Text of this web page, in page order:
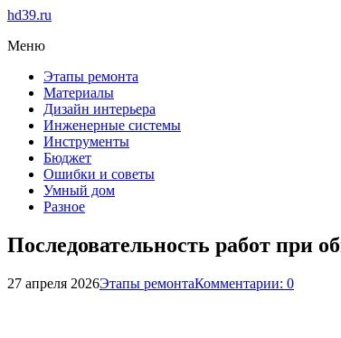
hd39.ru
Меню
Этапы ремонта
Материалы
Дизайн интерьера
Инженерные системы
Инструменты
Бюджет
Ошибки и советы
Умный дом
Разное
Последовательность работ при
27 апреля 2026Этапы ремонтаКомментарии: 0